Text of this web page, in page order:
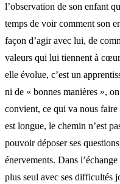
l’observation de son enfant
temps de voir comment son
façon d’agir avec lui, de
valeurs qui lui tiennent à
elle évolue, c’est un
ni de « bonnes manières »,
convient, ce qui va nous
est longue, le chemin n’est
pouvoir déposer ses
énervements. Dans
plus seul avec ses difficultés